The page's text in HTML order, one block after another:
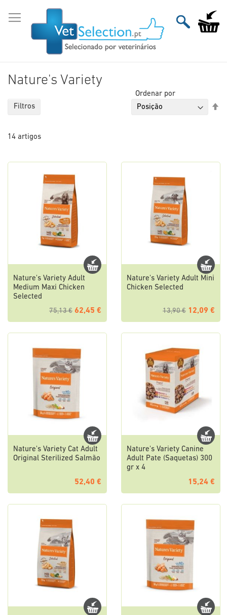
para
Conteúdo
O Meu
Nature's Variety
14 artigos
Ordenar por
Nature's Variety Adult
Medium Maxi Chicken
Selected
75,13 € 62,45 €
Nature's Variety Adult Mini
Chicken Selected
13,90 € 12,09 €
Nature's Variety Cat Adult
Original Sterilized Salmão
52,40 €
Nature's Variety Canine
Adult Pate (Saquetas) 300
gr x 4
15,24 €
Filtros